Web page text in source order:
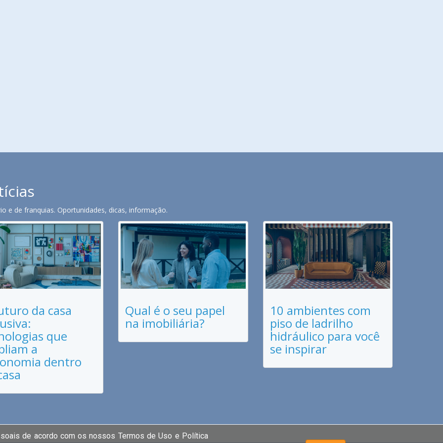
e de franquias. Oportunidades, dicas, informação.
da casa
que
a
dentro
Qual é o seu papel
na imobiliária?
10 ambientes com
piso de ladrilho
hidráulico para você
se inspirar
de acordo com os nossos Termos de Uso e Política